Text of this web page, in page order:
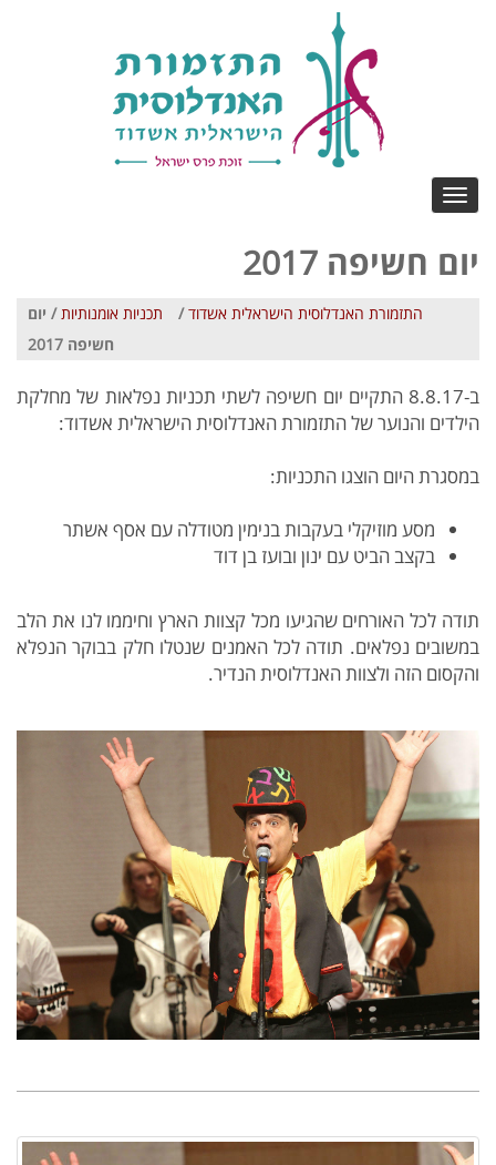
Toggle
navigation
יום חשיפה 2017
התזמורת האנדלוסית הישראלית אשדוד/ תכניות אומנותיות/ יום
חשיפה 2017
ב-8.8.17 התקיים יום חשיפה לשתי תכניות נפלאות של מחלקת
הילדים והנוער של התזמורת האנדלוסית הישראלית אשדוד:
במסגרת היום הוצגו התכניות:
מסע מוזיקלי בעקבות בנימין מטודלה עם אסף אשתר
בקצב הביט עם ינון ובועז בן דוד
תודה לכל האורחים שהגיעו מכל קצוות הארץ וחיממו לנו את הלב
במשובים נפלאים. תודה לכל האמנים שנטלו חלק בבוקר הנפלא
והקסום הזה ולצוות האנדלוסית הנדיר.